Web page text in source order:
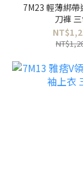
7M23 輕薄綁
刀褲